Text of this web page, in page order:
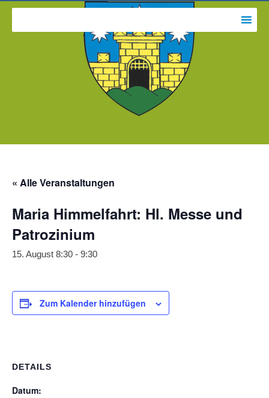
« Alle Veranstaltungen
Maria Himmelfahrt: Hl. Messe und
Patrozinium
15. August 8:30 - 9:30
Zum Kalender hinzufügen
DETAILS
Datum: